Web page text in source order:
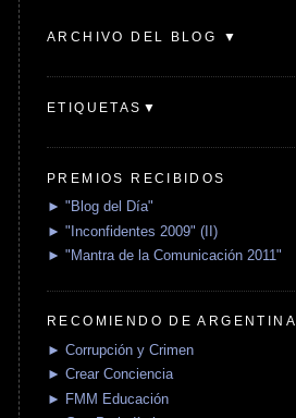
ARCHIVO DEL BLOG ▼
ETIQUETAS▼
PREMIOS RECIBIDOS
► "Blog del Día"
► "Inconfidentes 2009" (II)
► "Mantra de la Comunicación 2011"
RECOMIENDO DE ARGENTINA
► Corrupción y Crimen
► Crear Conciencia
► FMM Educación